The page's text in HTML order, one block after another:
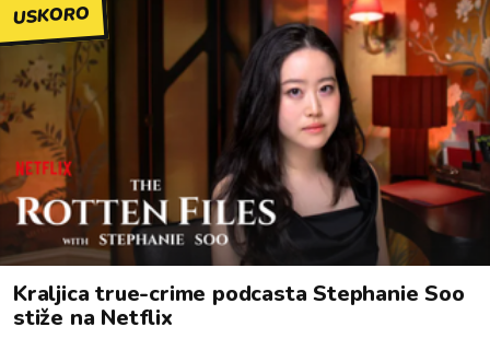
USKORO
Kraljica true-crime podcasta Stephanie Soo
stiže na Netflix